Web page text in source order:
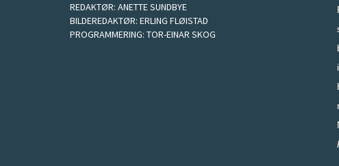
REDAKTØR: ANETTE SUNDBYE
BILDEREDAKTØR: ERLING FLØISTAD
PROGRAMMERING: TOR-EINAR SKOG